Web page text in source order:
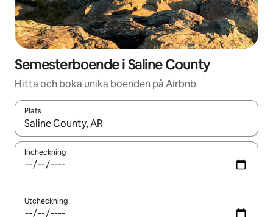
Semesterboende i Saline County
Hitta och boka unika boenden på Airbnb
Plats
När resultaten är tillgängliga kan du navigera med upp- och
Incheckning
Utcheckning